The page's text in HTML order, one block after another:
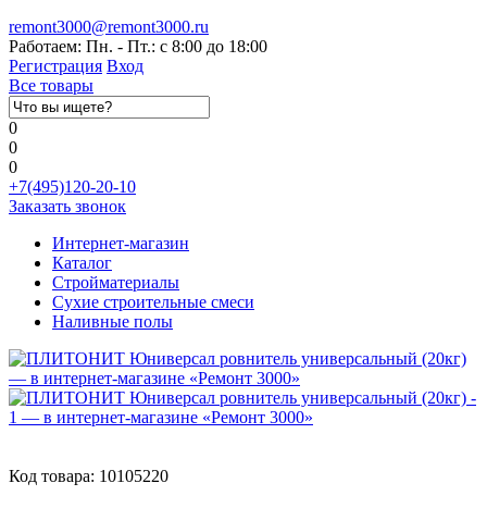
remont3000@remont3000.ru
Работаем: Пн. - Пт.: с 8:00 до 18:00
Регистрация Вход
Все товары
0
0
0
+7(495)120-20-10
Заказать звонок
Интернет-магазин
Каталог
Стройматериалы
Сухие строительные смеси
Наливные полы
Код товара: 10105220